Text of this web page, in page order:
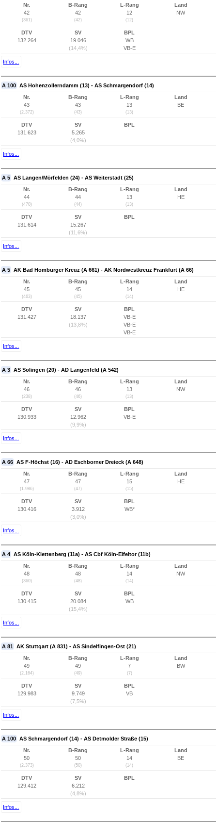
Nr.
42
(361)
B-Rang
42
(42)
L-Rang
12
(12)
Land
NW
DTV
132.264
SV
19.046
(14,4%)
BPL
WB
VB-E
Infos...
A 100 AS Hohenzollerndamm (13) - AS Schmargendorf (14)
Nr.
43
(2.372)
B-Rang
43
(43)
L-Rang
13
(13)
Land
BE
DTV
131.623
SV
5.265
(4,0%)
BPL
Infos...
A 5 AS Langen/Mörfelden (24) - AS Weiterstadt (25)
Nr.
44
(470)
B-Rang
44
(44)
L-Rang
13
(13)
Land
HE
DTV
131.614
SV
15.267
(11,6%)
BPL
Infos...
A 5 AK Bad Homburger Kreuz (A 661) - AK Nordwestkreuz Frankfurt (A 66)
Nr.
45
(463)
B-Rang
45
(45)
L-Rang
14
(14)
Land
HE
DTV
131.427
SV
18.137
(13,8%)
BPL
VB-E
VB-E
VB-E
Infos...
A 3 AS Solingen (20) - AD Langenfeld (A 542)
Nr.
46
(238)
B-Rang
46
(46)
L-Rang
13
(13)
Land
NW
DTV
130.933
SV
12.962
(9,9%)
BPL
VB-E
Infos...
A 66 AS F-Höchst (16) - AD Eschborner Dreieck (A 648)
Nr.
47
(1.986)
B-Rang
47
(47)
L-Rang
15
(15)
Land
HE
DTV
130.416
SV
3.912
(3,0%)
BPL
WB*
Infos...
A 4 AS Köln-Klettenberg (11a) - AS Cbf Köln-Eifeltor (11b)
Nr.
48
(360)
B-Rang
48
(48)
L-Rang
14
(14)
Land
NW
DTV
130.415
SV
20.084
(15,4%)
BPL
WB
Infos...
A 81 AK Stuttgart (A 831) - AS Sindelfingen-Ost (21)
Nr.
49
(2.164)
B-Rang
49
(49)
L-Rang
7
(7)
Land
BW
DTV
129.983
SV
9.749
(7,5%)
BPL
VB
Infos...
A 100 AS Schmargendorf (14) - AS Detmolder Straße (15)
Nr.
50
(2.373)
B-Rang
50
(50)
L-Rang
14
(14)
Land
BE
DTV
129.412
SV
6.212
(4,8%)
BPL
Infos...